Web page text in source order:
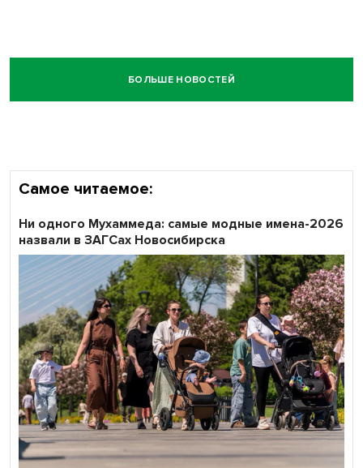
БОЛЬШЕ НОВОСТЕЙ
Самое читаемое:
Ни одного Мухаммеда: самые модные имена-2026
назвали в ЗАГСах Новосибирска